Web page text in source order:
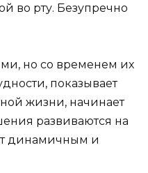
во рту. Безупречно
но со временем их
показывает
жизни, начинает
развиваются на
динамичным и